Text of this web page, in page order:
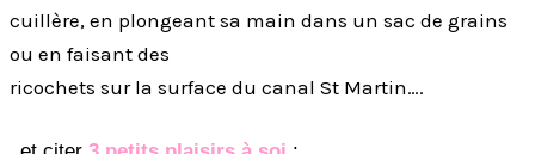
cuillère, en plongeant sa main dans un sac de grains
ou en faisant des
ricochets sur la surface du canal St Martin….